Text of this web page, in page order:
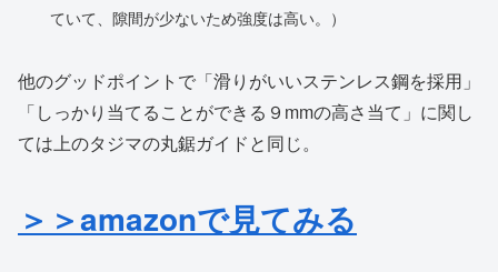
ていて、隙間が少ないため強度は高い。）
他のグッドポイントで「滑りがいいステンレス鋼を採用」
「しっかり当てることができる９mmの高さ当て」に関し
ては上のタジマの丸鋸ガイドと同じ。
＞＞amazonで見てみる